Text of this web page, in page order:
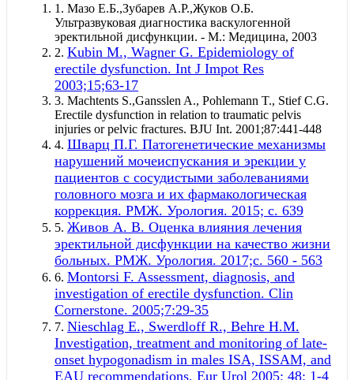
1. Мазо Е.Б.,Зубарев А.Р.,Жуков О.Б.
Ультразвуковая диагностика васкулогенной
эректильной диcфункции. - M.: Медицина, 2003
2. Kubin M., Wagner G. Epidemiology of
erectile dysfunction. Int J Impot Res
2003;15;63-17
3. Machtents S.,Gansslen A., Pohlemann T., Stief C.G.
Erectile dysfunction in relation to traumatic pelvis
injuries or pelvic fractures. BJU Int. 2001;87:441-448
4. Шварц П.Г. Патогенетические механизмы
нарушений мочеиспускания и эрекции у
пациентов с сосудистыми заболеваниями
головного мозга и их фармакологическая
коррекция. РМЖ. Урология. 2015; с. 639
5. Живов А. В. Оценка влияния лечения
эректильной дисфункции на качество жизни
больных. РМЖ. Урология. 2017;с. 560 - 563
6. Montorsi F. Assessment, diagnosis, and
investigation of erectile dysfunction. Clin
Cornerstone. 2005;7:29-35
7. Nieschlag E., Swerdloff R., Behre H.M.
Investigation, treatment and monitoring of late-
onset hypogonadism in males ISA, ISSAM, and
EAU recommendations. Eur Urol 2005; 48: 1-4